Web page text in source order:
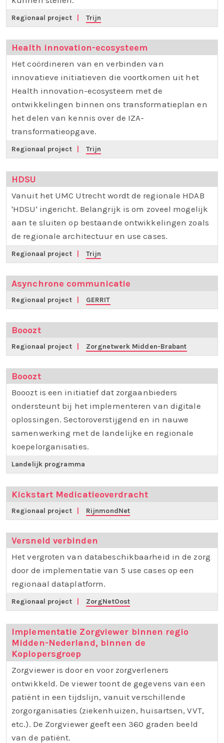
Regionaal project Trijn
Health innovation-ecosysteem
Het coördineren van en verbinden van
innovatieve initiatieven die voortkomen uit het
Health innovation-ecosysteem met de
ontwikkelingen binnen ons transformatieplan en
het delen van kennis over de IZA-
transformatieopgave.
Regionaal project Trijn
HDSU
Vanuit het UMC Utrecht wordt de regionale HDAB
'HDSU' ingericht. Belangrijk is om zoveel mogelijk
aan te sluiten op bestaande ontwikkelingen zoals
de regionale architectuur en use cases.
Regionaal project Trijn
Asynchrone communicatie
Regionaal project GERRIT
Booozt
Regionaal project Zorgnetwerk Midden-Brabant
Booozt
Booozt is een initiatief dat zorgaanbieders
ondersteunt bij het implementeren van digitale
oplossingen. Sectoroverstijgend en in nauwe
samenwerking met de landelijke en regionale
koepelorganisaties.
Landelijk programma
Kickstart Medicatieoverdracht
Regionaal project RijnmondNet
Versneld verbinden
Het vergroten van databeschikbaarheid in de zorg
door de implementatie van 5 use cases op een
regionaal dataplatform.
Regionaal project ZorgNetOost
Implementatie Zorgviewer binnen regio
Midden-Nederland, binnen de
Koplopersgroep
Zorgviewer is door en voor zorgverleners
ontwikkeld. De viewer toont de gegevens van een
patiënt in een tijdslijn, vanuit verschillende
zorgorganisaties (ziekenhuizen, huisartsen, VVT,
etc.). De Zorgviewer geeft een 360 graden beeld
van de patiënt.